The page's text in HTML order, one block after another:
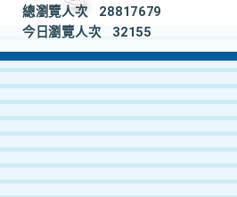
總瀏覽人次
28817679
今日瀏覽人次
32155